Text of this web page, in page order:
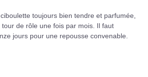
toujours bien tendre et parfumée,
de rôle une fois par mois. Il faut
jours pour une repousse convenable.